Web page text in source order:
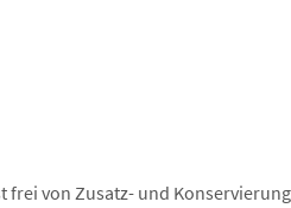
frei von Zusatz- und